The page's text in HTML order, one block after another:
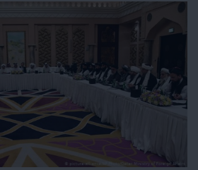
mil soldados norte-americanos
mais dez mil de países da
a jogos de guerra contra “a
países europeus, entre os quais
pelo coronavírus. Disse
isso comparado com a “ameaça